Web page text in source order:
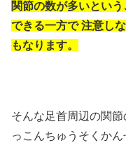
関節の数が多いという
できる一方で注意し
もなります。
そんな足首周辺の関節
っこんちゅうそくかん